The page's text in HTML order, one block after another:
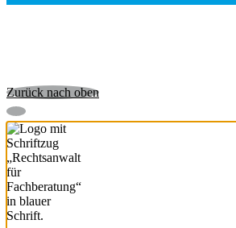
Zurück nach oben